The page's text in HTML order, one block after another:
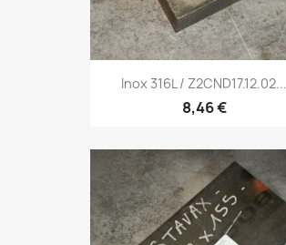
Inox 316L / Z2CND17.12.02...
8,46 €